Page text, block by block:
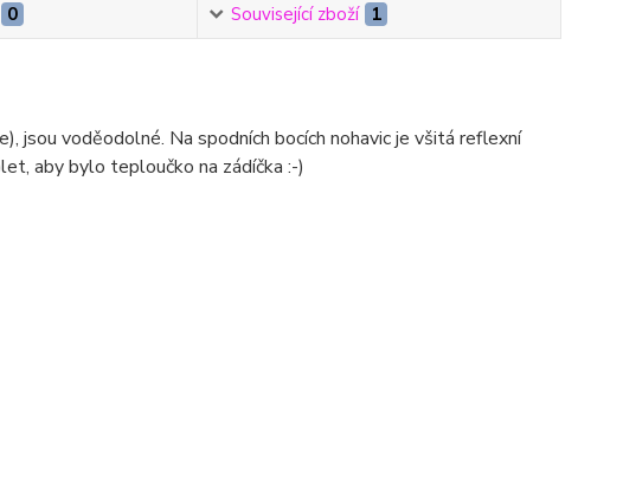
0 Související zboží 1
jsou voděodolné. Na spodních bocích nohavic je všitá reflexní
aby bylo teploučko na zádíčka :-)